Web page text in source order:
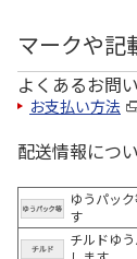
マークや記
よくあるお問
お支払い方法
配送情報につ
ゆうパッ
す
チルドゆ